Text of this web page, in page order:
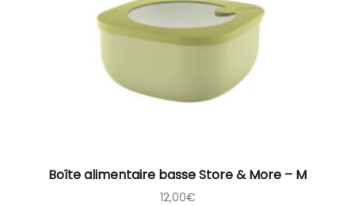
Boîte alimentaire basse Store & More – M
12,00€